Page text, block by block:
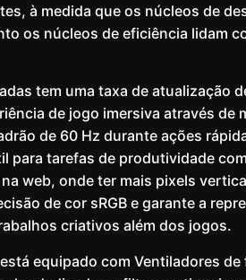
à medida que os núcleos de
os núcleos de eficiência lidam
tem uma taxa de atualização
de jogo imersiva através de
de 60 Hz durante ações
para tarefas de produtividade
web, onde ter mais pixels
de cor sRGB e garante a
criativos além dos jogos.
equipado com Ventiladores